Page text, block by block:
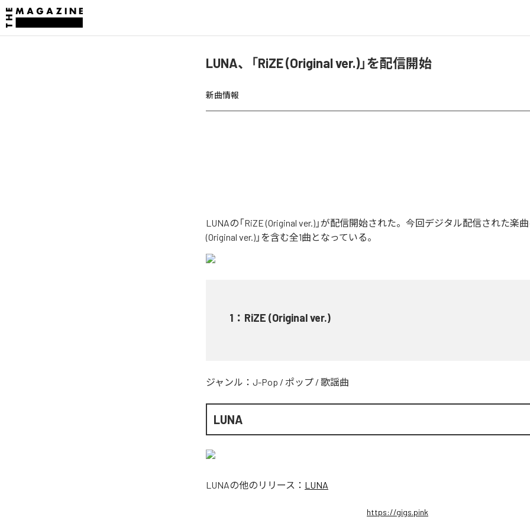
LUNA、「RiZE (Original ver.)」を配信開始
新曲情報
LUNAの「RiZE (Original ver.)」が配信開始された。今回デジタル配信された楽曲
(Original ver.)」を含む全1曲となっている。
1 ： RiZE (Original ver.)
ジャンル： J-Pop / ポップ / 歌謡曲
LUNA
LUNAの他のリリース： LUNA
https://gigs.pink